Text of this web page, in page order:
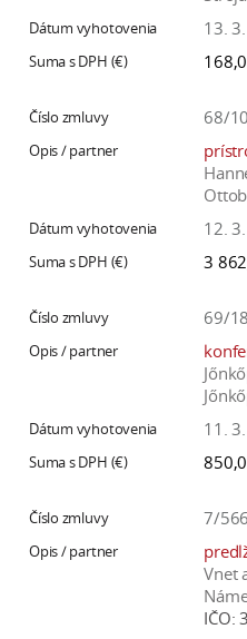
13.
68/
12.
3
69/
11.
7/
Vnet
IČO: